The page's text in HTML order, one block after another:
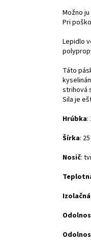
Možno
Pri
Lepidlo
Táto
strihová
Sila je
Hrúbka:
Šírka:
Nosič: